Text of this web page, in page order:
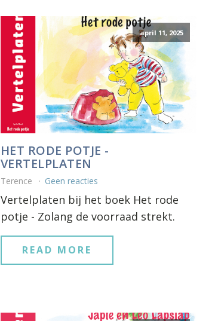
april 11, 2025
HET RODE POTJE -
VERTELPLATEN
Terence Geen reacties
Vertelplaten bij het boek Het rode
potje - Zolang de voorraad strekt.
READ MORE